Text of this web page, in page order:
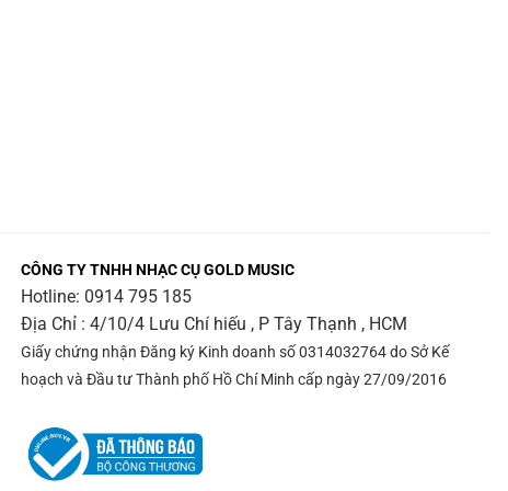
CÔNG TY TNHH NHẠC CỤ GOLD MUSIC
Hotline: 0914 795 185
Địa Chỉ : 4/10/4 Lưu Chí hiếu , P Tây Thạnh , HCM
Giấy chứng nhận Đăng ký Kinh doanh số 0314032764 do Sở Kế
hoạch và Đầu tư Thành phố Hồ Chí Minh cấp ngày 27/09/2016